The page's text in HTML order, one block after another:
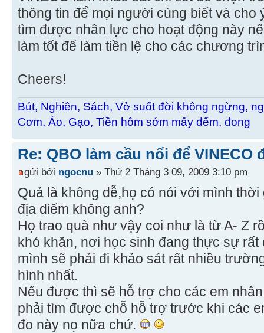
thông tin để mọi người cùng biết và cho
tìm được nhân lực cho hoạt động này
làm tốt để làm tiền lệ cho các chương
Cheers!
Bút, Nghiên, Sách, Vở suốt đời không ngừng,
Cơm, Áo, Gạo, Tiền hôm sớm mấy đếm, đong
Re: QBO làm cầu nối để VINECO
gửi bởi ngocnu » Thứ 2 Tháng 3 09, 2009 3:10 pm
Quả là không dễ,họ có nói với mình
địa diểm không anh?
Họ trao quà như vậy coi như là từ A- Z
khó khăn, nơi học sinh đang thực sự rất
mình sẽ phải đi khảo sát rất nhiều
hình nhất.
Nếu được thì sẽ hỗ trợ cho các em
phải tìm được chỗ hỗ trợ trước khi các
đo này nọ nữa chứ.